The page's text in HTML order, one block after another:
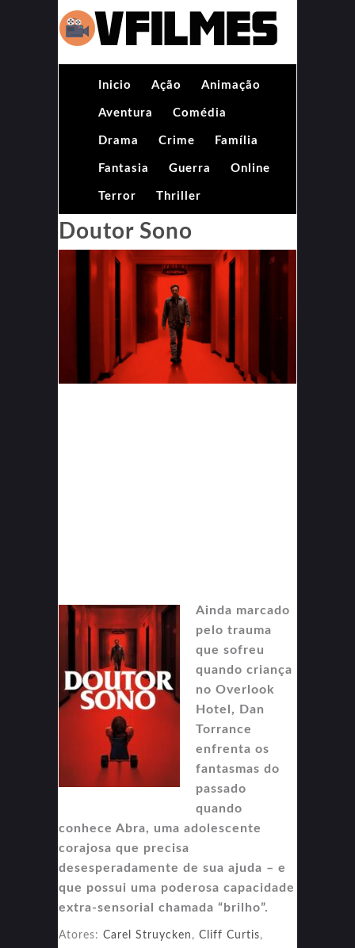
Inicio Ação Animação
Aventura Comédia
Drama Crime Família
Fantasia Guerra Online
Terror Thriller
Doutor Sono
Ainda marcado
pelo trauma
que sofreu
quando criança
no Overlook
Hotel, Dan
Torrance
enfrenta os
fantasmas do
passado
quando
conhece Abra, uma adolescente
corajosa que precisa
desesperadamente de sua ajuda – e
que possui uma poderosa capacidade
extra-sensorial chamada “brilho”.
Atores: Carel Struycken , Cliff Curtis,